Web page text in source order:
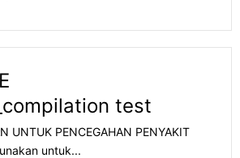
test
UNTUK PENCEGAHAN PENYAKIT
untuk...